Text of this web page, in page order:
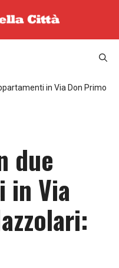
in Via Don Primo
due
in Via